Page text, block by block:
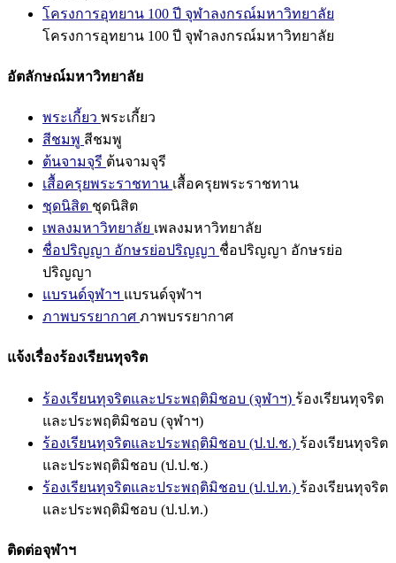
โครงการอุทยาน 100 ปี จุฬาลงกรณ์มหาวิทยาลัย
โครงการอุทยาน 100 ปี จุฬาลงกรณ์มหาวิทยาลัย
อัตลักษณ์มหาวิทยาลัย
พระเกี้ยว พระเกี้ยว
สีชมพู สีชมพู
ต้นจามจุรี ต้นจามจุรี
เสื้อครุยพระราชทาน เสื้อครุยพระราชทาน
ชุดนิสิต ชุดนิสิต
เพลงมหาวิทยาลัย เพลงมหาวิทยาลัย
ชื่อปริญญา อักษรย่อปริญญา ชื่อปริญญา อักษรย่อ
ปริญญา
แบรนด์จุฬาฯ แบรนด์จุฬาฯ
ภาพบรรยากาศ ภาพบรรยากาศ
แจ้งเรื่องร้องเรียนทุจริต
ร้องเรียนทุจริตและประพฤติมิชอบ (จุฬาฯ) ร้องเรียนทุจริต
และประพฤติมิชอบ (จุฬาฯ)
ร้องเรียนทุจริตและประพฤติมิชอบ (ป.ป.ช.) ร้องเรียนทุจริต
และประพฤติมิชอบ (ป.ป.ช.)
ร้องเรียนทุจริตและประพฤติมิชอบ (ป.ป.ท.) ร้องเรียนทุจริต
และประพฤติมิชอบ (ป.ป.ท.)
ติดต่อจุฬาฯ